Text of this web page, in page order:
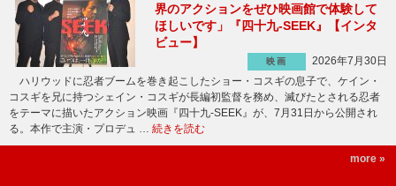
界のアクションをぜひ映画館で体験して
ほしいです」『四十九-SEEK』【インタ
ビュー】
映画
2026年7月30日
ハリウッドに忍者ブームを巻き起こしたショー・コスギの息子で、ケイン・
コスギを兄に持つシェイン・コスギが長編初監督を務め、滅びたとされる忍者
をテーマに描いたアクション映画『四十九-SEEK』が、7月31日から公開され
る。本作で主演・プロデュ … 続きを読む
more »